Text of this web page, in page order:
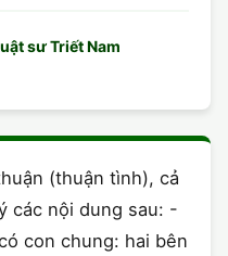
sư Triết Nam
(thuận tình), cả
các nội dung sau: -
con chung: hai bên